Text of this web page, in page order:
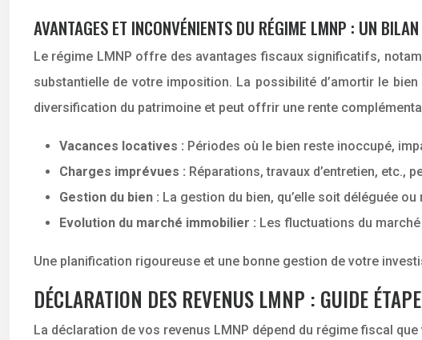
AVANTAGES ET INCONVÉNIENTS DU RÉGIME LMNP : UN
Le régime LMNP offre des avantages fiscaux significatifs,
substantielle de votre imposition. La possibilité d’amortir le
diversification du patrimoine et peut offrir une rente
Vacances locatives : Périodes où le bien reste inoccupé,
Charges imprévues : Réparations, travaux d’entretien, etc.,
Gestion du bien : La gestion du bien, qu’elle soit déléguée
Evolution du marché immobilier : Les fluctuations du
Une planification rigoureuse et une bonne gestion de votre
DÉCLARATION DES REVENUS LMNP : GUIDE
La déclaration de vos revenus LMNP dépend du régime fiscal